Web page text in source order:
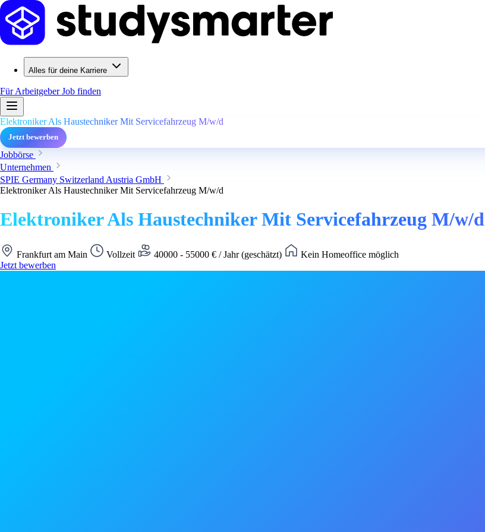
Alles für deine Karriere
Für ArbeitgeberJob finden
Elektroniker Als Haustechniker Mit Servicefahrzeug M/w/d
Jetzt bewerben
Jobbörse
Unternehmen
SPIE Germany Switzerland Austria GmbH
Elektroniker Als Haustechniker Mit Servicefahrzeug M/w/d
Elektroniker Als Haustechniker Mit Servicefahrzeug M/w/d
Frankfurt am Main Vollzeit 40000 - 55000 € / Jahr (geschätzt)
Kein Homeoffice möglich
Jetzt bewerben